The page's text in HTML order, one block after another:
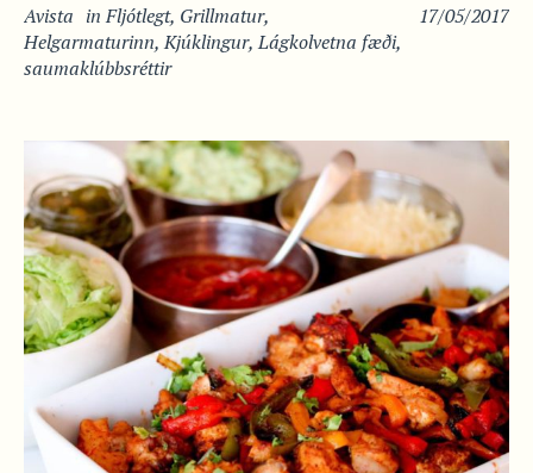
17/05/2017
Avista inFljótlegt, Grillmatur,
Helgarmaturinn,Kjúklingur,Lágkolvetna fæði,
saumaklúbbsréttir